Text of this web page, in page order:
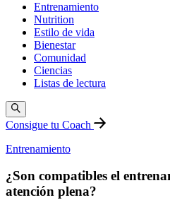
Entrenamiento
Nutrition
Estilo de vida
Bienestar
Comunidad
Ciencias
Listas de lectura
Consigue tu Coach
Entrenamiento
¿Son compatibles el
atención plena?